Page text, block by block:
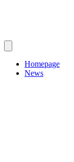
Homepage
News